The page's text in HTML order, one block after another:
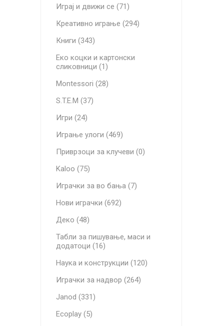
Играј и движи се (71)
Креативно играње (294)
Книги (343)
Еко коцки и картонски
сликовници (1)
Montessori (28)
S.T.E.M (37)
Игри (24)
Играње улоги (469)
Приврзоци за клучеви (0)
Kaloo (75)
Играчки за во бања (7)
Нови играчки (692)
Деко (48)
Табли за пишување, маси и
додатоци (16)
Наука и конструкции (120)
Играчки за надвор (264)
Janod (331)
Ecoplay (5)